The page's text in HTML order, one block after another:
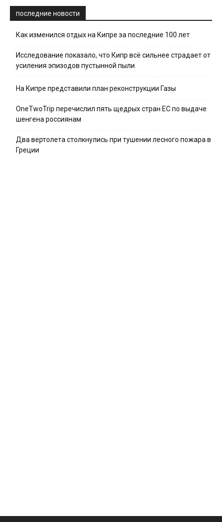
последние новости
Как изменился отдых на Кипре за последние 100 лет
Исследование показало, что Кипр всё сильнее страдает от
усиления эпизодов пустынной пыли
На Кипре представили план реконструкции Газы
OneTwoTrip перечислил пять щедрых стран ЕС по выдаче
шенгена россиянам
Два вертолета столкнулись при тушении лесного пожара в
Греции